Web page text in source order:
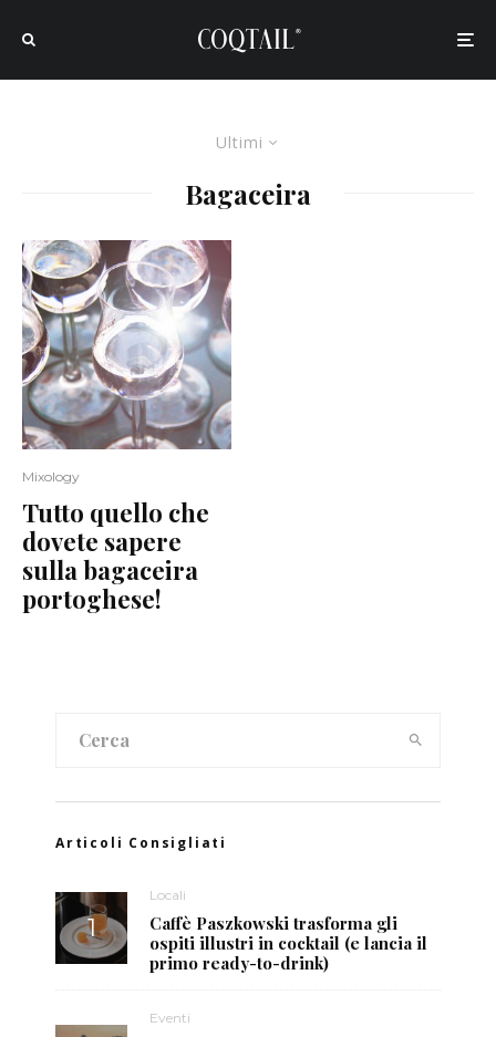
Ultimi
Bagaceira
Mixology
Tutto quello che
dovete sapere
sulla bagaceira
portoghese!
Articoli Consigliati
Locali
Caffè Paszkowski trasforma gli
ospiti illustri in cocktail (e lancia il
primo ready-to-drink)
Eventi